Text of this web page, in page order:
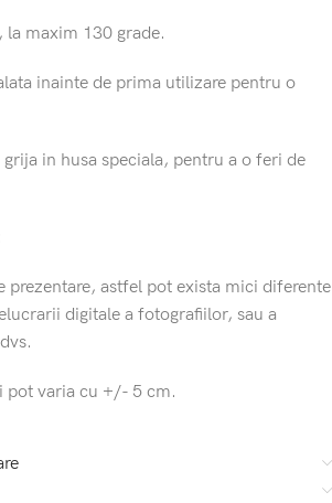
la maxim 130 grade.
inainte de prima utilizare pentru o
in husa speciala, pentru a o feri de
prezentare, astfel pot exista mici diferente
digitale a fotografiilor, sau a
pot varia cu +/- 5 cm.